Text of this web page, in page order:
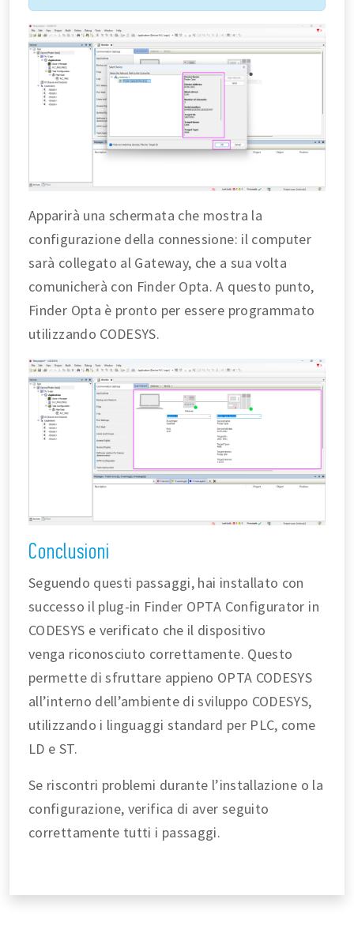
Apparirà una schermata che mostra la
configurazione della connessione: il computer
sarà collegato al Gateway, che a sua volta
comunicherà con Finder Opta. A questo punto,
Finder Opta è pronto per essere programmato
utilizzando CODESYS.
Conclusioni
Seguendo questi passaggi, hai installato con
successo il plug-in Finder OPTA Configurator in
CODESYS e verificato che il dispositivo
venga riconosciuto correttamente. Questo
permette di sfruttare appieno OPTA CODESYS
all’interno dell’ambiente di sviluppo CODESYS,
utilizzando i linguaggi standard per PLC, come
LD e ST.
Se riscontri problemi durante l’installazione o la
configurazione, verifica di aver seguito
correttamente tutti i passaggi.